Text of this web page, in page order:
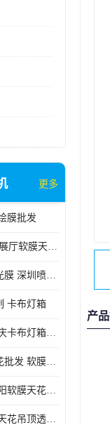
更多
膜批发
B1级防火膜 梅州展厅软膜天花批发
软膜天花吊顶透光膜 深圳喷绘膜批发
卡布灯箱
家装软膜天花 肇庆卡布灯箱批发
潮州透光软膜天花批发 软膜天花
商场软膜天花 揭阳软膜天花吊顶透光膜批发
透明膜 汕尾软膜天花吊顶透光膜定制
产